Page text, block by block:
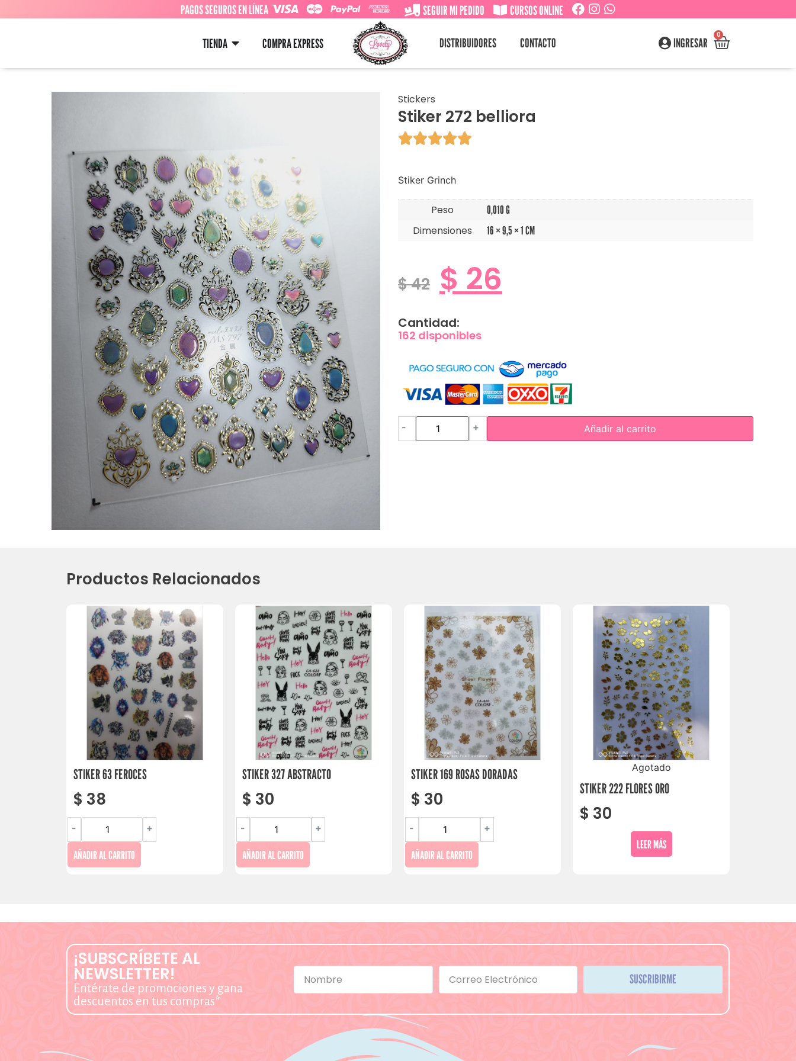
PAGOS SEGUROS EN LÍNEA SEGUIR MI PEDIDO CURSOS ONLINE
TIENDA COMPRA EXPRESS DISTRIBUIDORES CONTACTO INGRESAR
0
Stickers
Stiker 272 belliora

Stiker Grinch
Peso 0,010 G
Dimensiones 16 × 9,5 × 1 CM
$42 $26
Cantidad:
162 disponibles
- + Añadir al carrito
Productos Relacionados
STIKER 63 FEROCES
$ 38
- +
AÑADIR AL CARRITO
STIKER 327 ABSTRACTO
$ 30
- +
AÑADIR AL CARRITO
STIKER 169 ROSAS DORADAS
$ 30
- +
AÑADIR AL CARRITO
Agotado
STIKER 222 FLORES ORO
$ 30
LEER MÁS
¡SUBSCRÍBETE AL
NEWSLETTER!
Entérate de promociones y gana
descuentos en tus compras*
SUSCRIBIRME